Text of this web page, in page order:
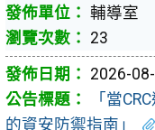
輔導室
23
2026-
「當
的資安防禦指南」